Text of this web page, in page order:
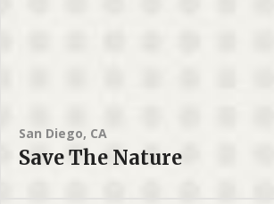
San Diego, CA
Save The Nature